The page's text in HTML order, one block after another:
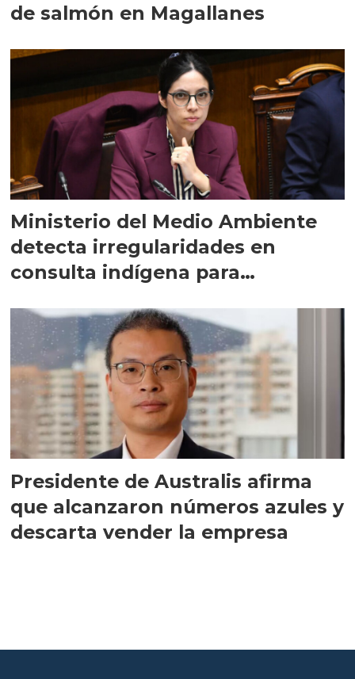
de salmón en Magallanes
Ministerio del Medio Ambiente
detecta irregularidades en
consulta indígena para
Presidente de Australis afirma
que alcanzaron números azules y
descarta vender la empresa